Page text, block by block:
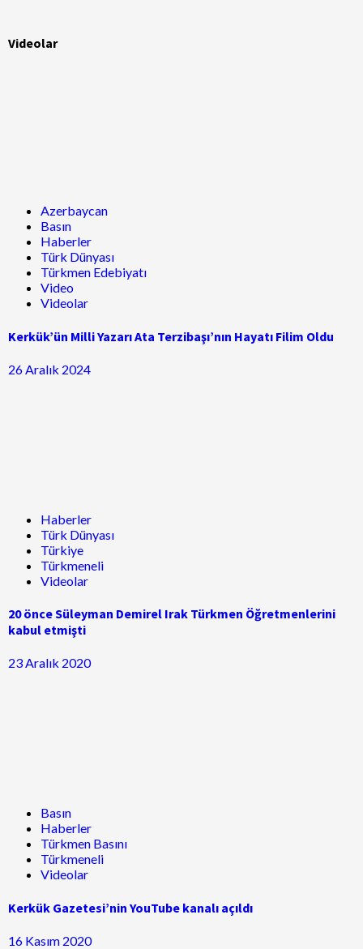
Videolar
Azerbaycan
Basın
Haberler
Türk Dünyası
Türkmen Edebiyatı
Video
Videolar
Kerkük’ün Milli Yazarı Ata Terzibaşı’nın Hayatı Filim Oldu
26 Aralık 2024
Haberler
Türk Dünyası
Türkiye
Türkmeneli
Videolar
20 önce Süleyman Demirel Irak Türkmen Öğretmenlerini
kabul etmişti
23 Aralık 2020
Basın
Haberler
Türkmen Basını
Türkmeneli
Videolar
Kerkük Gazetesi’nin YouTube kanalı açıldı
16 Kasım 2020